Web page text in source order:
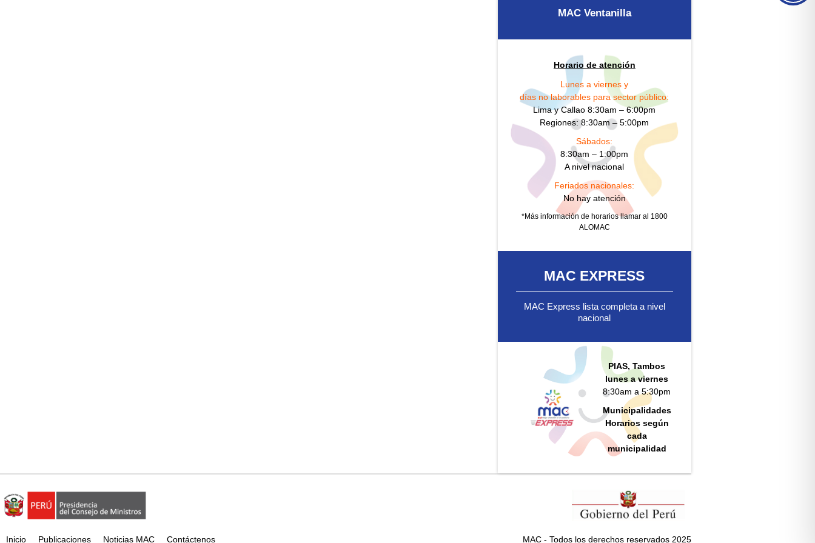
MAC Ventanilla
Horario de atención
Lunes a viernes y
días no laborables para sector público:
Lima y Callao 8:30am – 6:00pm
Regiones: 8:30am – 5:00pm
Sábados:
8:30am – 1:00pm
A nivel nacional
Feriados nacionales:
No hay atención
*Más información de horarios llamar al 1800
ALOMAC
MAC EXPRESS
MAC Express lista completa a nivel
nacional
PIAS, Tambos
lunes a viernes
8:30am a 5:30pm
Municipalidades
Horarios según
cada
municipalidad
Inicio Publicaciones Noticias MAC Contáctenos MAC - Todos los derechos reservados 2025